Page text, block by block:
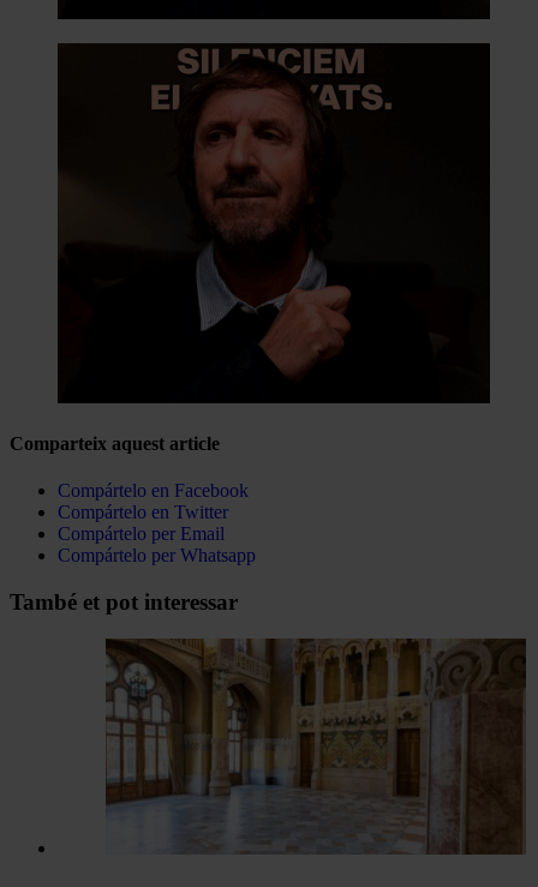
Comparteix aquest article
Compártelo en Facebook
Compártelo en Twitter
Compártelo per Email
Compártelo per Whatsapp
Navegar
També et pot interessar